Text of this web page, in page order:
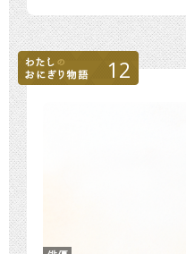
12